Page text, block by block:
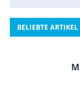
BELIEBTE ARTIKEL